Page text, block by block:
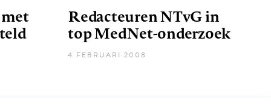
Redacteuren NTvG in
top MedNet-onderzoek
4 FEBRUARI 2008